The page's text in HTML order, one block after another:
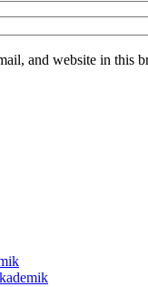
and website in this